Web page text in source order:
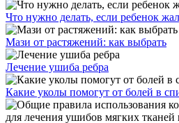
Что нужно делать, если ребенок
Мази от растяжений: как выбрать
Лечение ушиба ребра
Какие уколы помогут от болей в